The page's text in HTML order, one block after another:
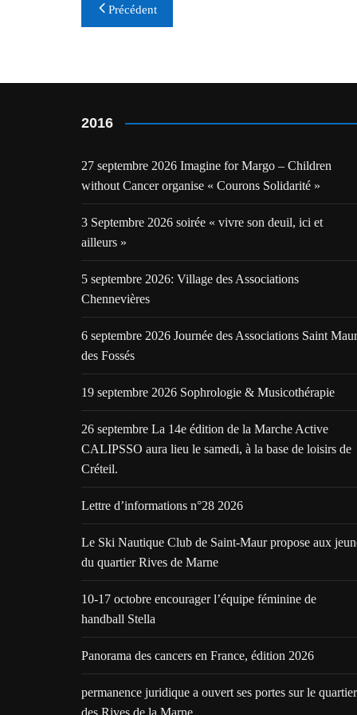
Navigation
de
Précédent
2016
27 septembre 2026 Imagine for Margo – Children
without Cancer organise « Courons Solidarité »
3 Septembre 2026 soirée « vivre son deuil, ici et
ailleurs »
5 septembre 2026: Village des Associations
Chennevières
6 septembre 2026 Journée des Associations Saint Maur
des Fossés
19 septembre 2026 Sophrologie & Musicothérapie
26 septembre La 14e édition de la Marche Active
CALIPSSO aura lieu le samedi, à la base de loisirs de
Créteil.
Lettre d’informations n°28 2026
Le Ski Nautique Club de Saint-Maur propose aux
du quartier Rives de Marne
10-17 octobre encourager l’équipe féminine de
handball Stella
Panorama des cancers en France, édition 2026
permanence juridique a ouvert ses portes sur le quartier
des Rives de la Marne.